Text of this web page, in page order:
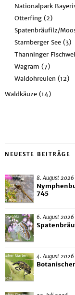
Nationalpark
Otterfing (2)
Spatenbräufilz/
Starnberger See (3)
Thanninger
Wagram (7)
Waldohreulen (12)
Waldkäuze (14)
NEUESTE BEITRÄGE
8. August 2026
745
6. August 2026
4. August 2026